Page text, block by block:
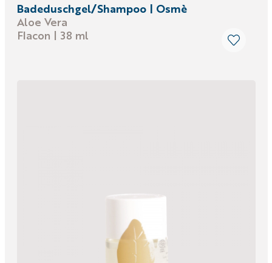
Badeduschgel/Shampoo | Osmè
Aloe Vera
Flacon | 38 ml